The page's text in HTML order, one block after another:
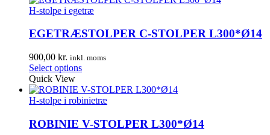
H-stolpe i egetræ
EGETRÆSTOLPER C-STOLPER L300*Ø14
900,00 kr. inkl. moms
Select options
Quick View
H-stolpe i robinietræ
ROBINIE V-STOLPER L300*Ø14